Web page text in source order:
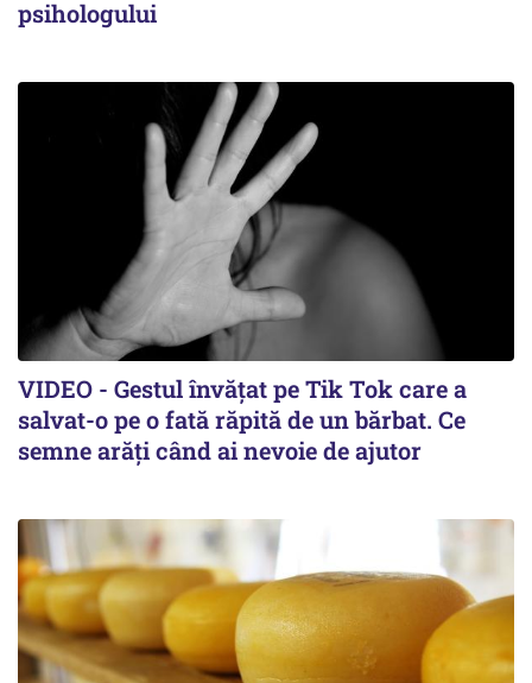
psihologului
VIDEO - Gestul învățat pe Tik Tok care a
salvat-o pe o fată răpită de un bărbat. Ce
semne arăți când ai nevoie de ajutor